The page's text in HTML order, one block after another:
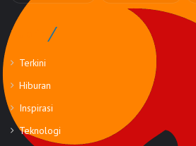
Rubrik
Terkini
Hiburan
Inspirasi
Teknologi